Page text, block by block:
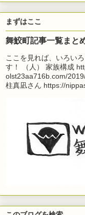
まずはここ
舞鮫町記事一覧まと
ここを見れば、いろい
す！ （人） 家族構成
olst23aa716b.com/
柱真凪さん https://